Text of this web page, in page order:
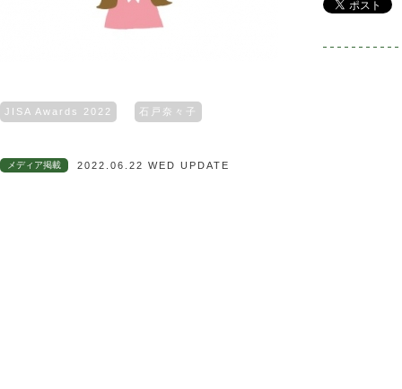
JISA Awards 2022 石戸奈々子
メディア掲載 2022.06.22 WED UPDATE